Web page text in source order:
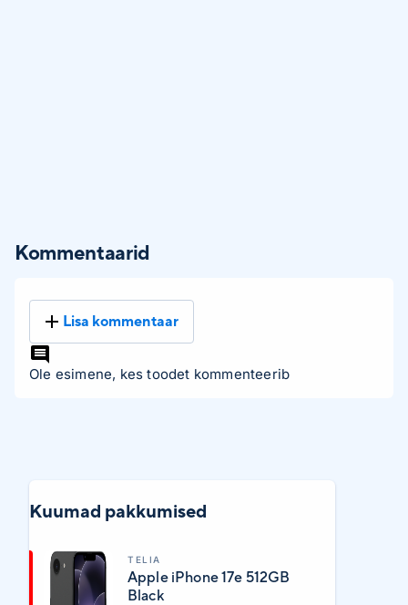
Kommentaarid
Lisa kommentaar
Ole esimene, kes toodet kommenteerib
Kuumad pakkumised
TELIA
Apple iPhone 17e 512GB
Black